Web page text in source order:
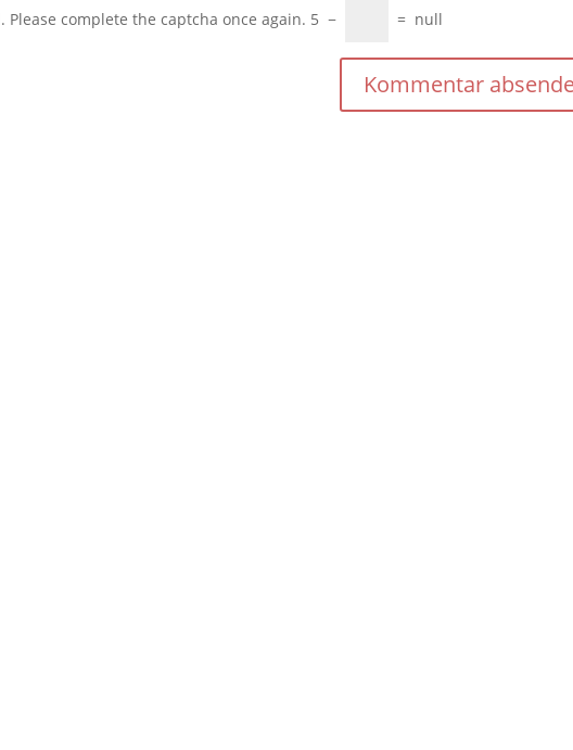
Please complete the captcha once again. 5 − = null